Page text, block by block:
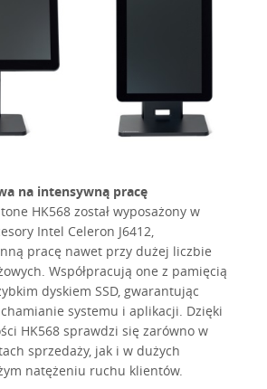
na intensywną pracę
HK568 został wyposażony w
Intel Celeron J6412,
pracę nawet przy dużej liczbie
Współpracują one z pamięcią
dyskiem SSD, gwarantując
systemu i aplikacji. Dzięki
HK568 sprawdzi się zarówno w
sprzedaży, jak i w dużych
natężeniu ruchu klientów.